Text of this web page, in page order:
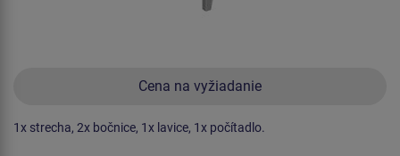
Cena na vyžiadanie
1x strecha, 2x bočnice, 1x lavice, 1x počítadlo.